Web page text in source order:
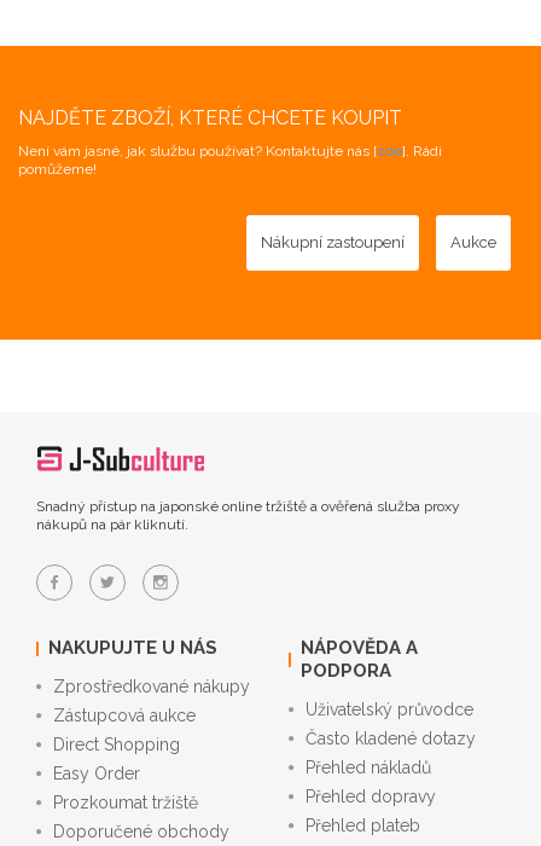
NAJDĚTE ZBOŽÍ, KTERÉ CHCETE KOUPIT
Není vám jasné, jak službu používat? Kontaktujte nás [zde]. Rádi
pomůžeme!
Nákupní zastoupení Aukce
Snadný přístup na japonské online tržiště a ověřená služba proxy
nákupů na pár kliknutí.
NAKUPUJTE U NÁS
Zprostředkované nákupy
Zástupcová aukce
Direct Shopping
Easy Order
Prozkoumat tržiště
Doporučené obchody
NÁPOVĚDA A
PODPORA
Uživatelský průvodce
Často kladené dotazy
Přehled nákladů
Přehled dopravy
Přehled plateb